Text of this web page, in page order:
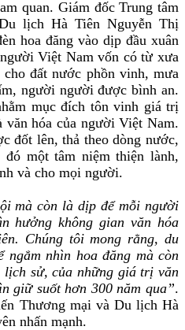
quan. Giám đốc Trung tâm
lịch Hà Tiên Nguyễn Thị
hoa đăng vào dịp đầu xuân
Việt Nam vốn có từ xưa
đất nước phồn vinh, mưa
người người được bình an.
mục đích tôn vinh giá trị
hóa của người Việt Nam.
đốt lên, thả theo dòng nước,
một tâm niệm thiện lành,
và cho mọi người.
mà còn là dịp để mỗi người
hưởng không gian văn hóa
Chúng tôi mong rằng, du
ngắm nhìn hoa đăng mà còn
sử, của những giá trị văn
giữ suốt hơn 300 năm qua”.
Thương mại và Du lịch Hà
nhấn mạnh.